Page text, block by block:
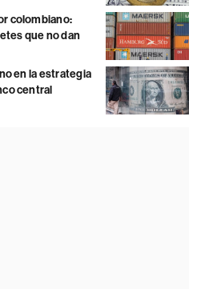
colombiano:
que no dan
en la estrategia
central